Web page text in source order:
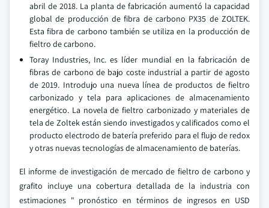
abril de 2018. La planta de fabricación aumentó la capacidad
global de producción de fibra de carbono PX35 de ZOLTEK.
Esta fibra de carbono también se utiliza en la producción de
fieltro de carbono.
Toray Industries, Inc. es líder mundial en la fabricación de
fibras de carbono de bajo coste industrial a partir de agosto
de 2019. Introdujo una nueva línea de productos de fieltro
carbonizado y tela para aplicaciones de almacenamiento
energético. La novela de fieltro carbonizado y materiales de
tela de Zoltek están siendo investigados y calificados como el
producto electrodo de batería preferido para el flujo de redox
y otras nuevas tecnologías de almacenamiento de baterías.
El informe de investigación de mercado de fieltro de carbono y
grafito incluye una cobertura detallada de la industria con
estimaciones " pronóstico en términos de ingresos en USD